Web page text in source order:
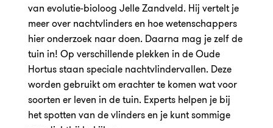
van evolutie-bioloog Jelle Zandveld. Hij vertelt je
meer over nachtvlinders en hoe wetenschappers
hier onderzoek naar doen. Daarna mag je zelf de
tuin in! Op verschillende plekken in de Oude
Hortus staan speciale nachtvlindervallen. Deze
worden gebruikt om erachter te komen wat voor
soorten er leven in de tuin. Experts helpen je bij
het spotten van de vlinders en je kunt sommige